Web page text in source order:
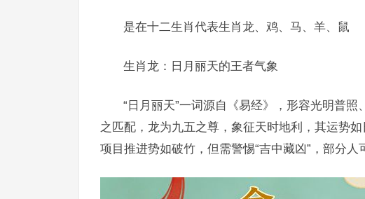
是在十二生肖代表生肖龙、鸡、马、羊、鼠
生肖龙：日月丽天的王者气象
“日月丽天”一词源自《易经》，形容光明普
之匹配，龙为九五之尊，象征天时地利，其运势
项目推进势如破竹，但需警惕“吉中藏凶”，部分